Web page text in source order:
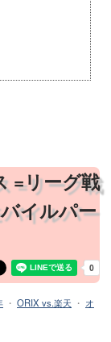
=リーグ戦
イルパー
・ ORIX vs.楽天 ・ オ